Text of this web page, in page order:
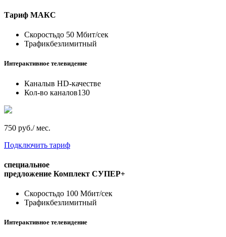
Тариф МАКС
Скоростьдо 50 Мбит/сек
Трафикбезлимитный
Интерактивное телевидение
Каналыв HD-качестве
Кол-во каналов130
750 руб./ мес.
Подключить тариф
специальное
предложение Комплект СУПЕР+
Скоростьдо 100 Мбит/сек
Трафикбезлимитный
Интерактивное телевидение